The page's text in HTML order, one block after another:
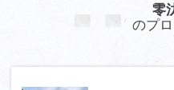
零
のプ